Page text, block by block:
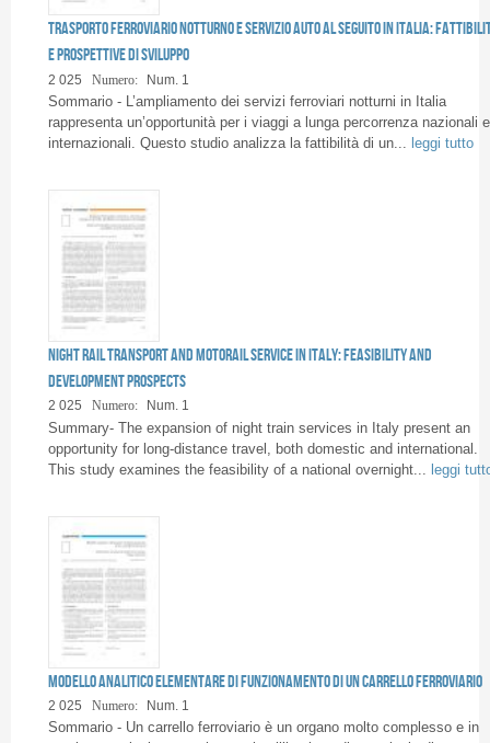
Trasporto ferroviario notturno e servizio auto al seguito in Italia:
e prospettive di sviluppo
2 025 Numero: Num. 1
Sommario - L’ampliamento dei servizi ferroviari notturni in Italia
rappresenta un’opportunità per i viaggi a lunga percorrenza nazionali e
internazionali. Questo studio analizza la fattibilità di un...
leggi tutto
Night rail transport and motorail service in Italy: feasibility and
development prospects
2 025 Numero: Num. 1
Summary- The expansion of night train services in Italy present an
opportunity for long-distance travel, both domestic and international.
This study examines the feasibility of a national overnight... leggi
Modello analitico elementare di funzionamento di un carrello ferroviario
2 025 Numero: Num. 1
Sommario - Un carrello ferroviario è un organo molto complesso e in